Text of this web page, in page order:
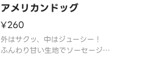
アメリカンドッグ
¥260
外はサクッ、中はジューシー！
ふんわり甘い生地でソーセージを